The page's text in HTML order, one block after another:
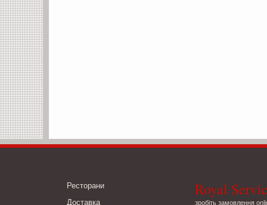
Ресторани
Доставка
Royal
зробіть замовлення